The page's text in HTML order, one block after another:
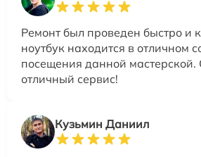
Ремонт был проведен быстро и
ноутбук находится в отличном
посещения данной мастерской.
отличный сервис!
Кузьмин Даниил